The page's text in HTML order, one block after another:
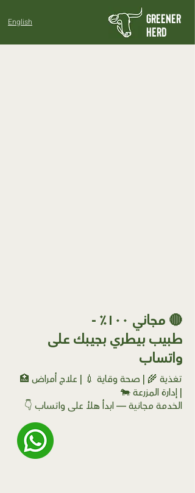
GREENER
HERD
English
🔴 مجاني ١٠٠٪ -
طبيب بيطري بجيبك على
واتساب
تغذية 🌾 | صحة وقاية 💉 | علاج أمراض 🏥
| إدارة المزرعة 🐄
الخدمة مجانية — ابدأ هلأ على واتساب 👇